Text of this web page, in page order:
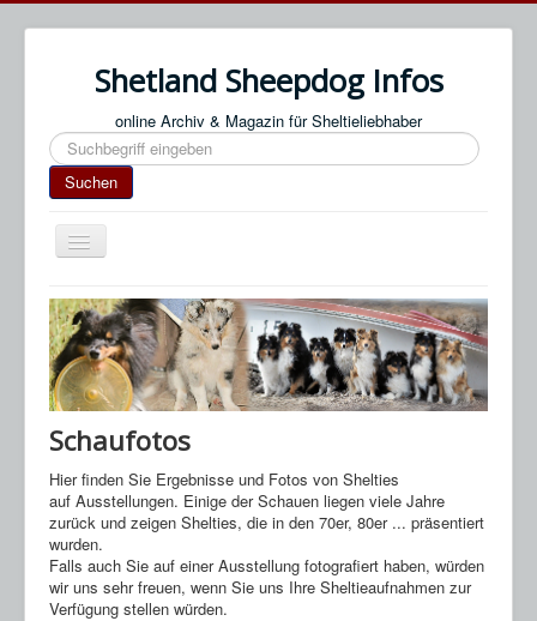
Shetland Sheepdog Infos
online Archiv & Magazin für Sheltieliebhaber
Suchen
Suchen
Navigation
an/aus
Start
Impressum / Datenschutz
An- & Abmeldung
SN Blog
HP Ahnentafeln
Sheltie Archiv
Schaufotos
Hier finden Sie Ergebnisse und Fotos von Shelties
auf Ausstellungen. Einige der Schauen liegen viele Jahre
zurück und zeigen Shelties, die in den 70er, 80er ... präsentiert
wurden.
Falls auch Sie auf einer Ausstellung fotografiert haben, würden
wir uns sehr freuen, wenn Sie uns Ihre Sheltieaufnahmen zur
Verfügung stellen würden.